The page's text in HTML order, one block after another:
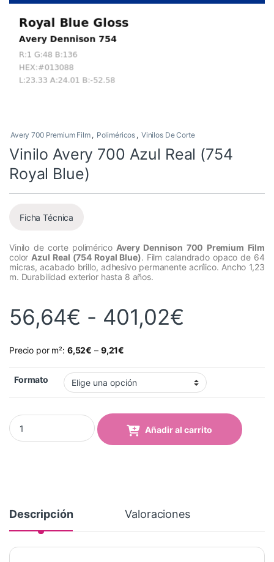
Avery 700 Premium Film , Poliméricos , Vinilos De Corte
Vinilo Avery 700 Azul Real (754
Royal Blue)
Ficha Técnica
Vinilo de corte polimérico Avery Dennison 700 Premium Film
color Azul Real (754 Royal Blue). Film calandrado opaco de 64
micras, acabado brillo, adhesivo permanente acrílico. Ancho 1,23
m. Durabilidad exterior hasta 8 años.
56,64€ - 401,02€
Precio por m²: 6,52€ – 9,21€
Formato
Vinilo Avery 700 Azul Real (754 Royal Blue) quantity
Añadir al carrito
Descripción Valoraciones